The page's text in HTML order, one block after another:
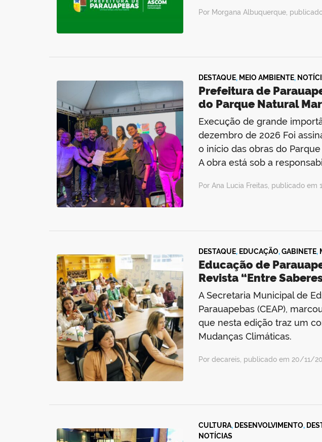
Por Morgana Albuquerque,
DESTAQUE, MEIO AMBIENTE,
Prefeitura de
do Parque Natural
Execução de grande
dezembro de 2026 Foi
o início das obras do
A obra está sob a
Por Ana Lucia Freitas, publicado em
DESTAQUE, EDUCAÇÃO,GABINETE,
Educação de
Revista “Entre
A Secretaria Municipal de
Parauapebas (CEAP),
que nesta edição traz um
Mudanças Climáticas.
Por decareis, publicado em 20/11/
CULTURA, DESENVOLVIMENTO,
NOTÍCIAS